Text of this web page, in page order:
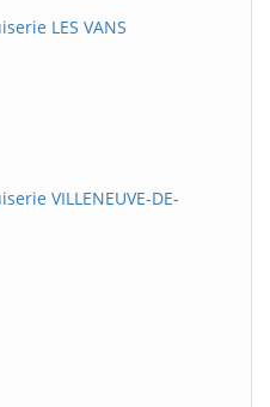
LES VANS
VILLENEUVE-DE-